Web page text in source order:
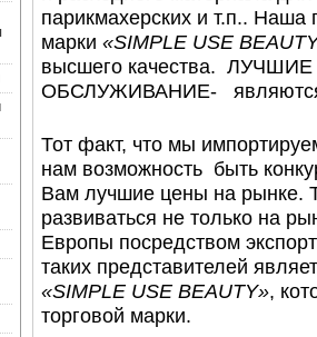
парикмахерских и т.п.. Наша
марки «SIMPLE USE
высшего качества.
ОБСЛУЖИВАНИЕ-
Тот факт, что мы
нам возможность быть
Вам лучшие цены на рынке.
развиваться не только на
Европы посредством
таких представителей
«SIMPLE USE BEAUTY»,
торговой марки.